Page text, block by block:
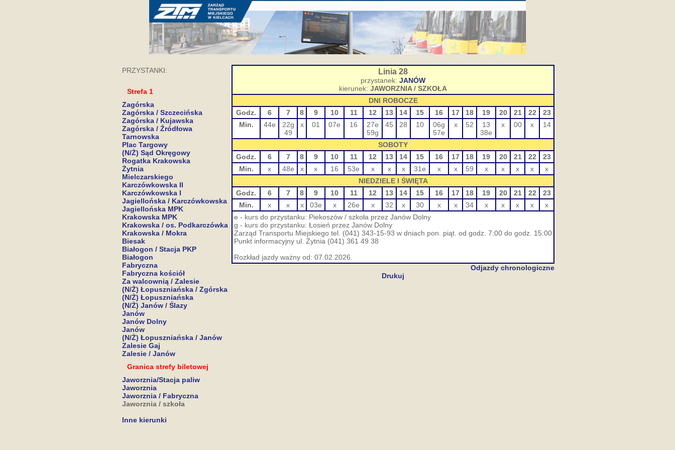
PRZYSTANKI:
Strefa 1
Zagórska
Zagórska / Szczecińska
Zagórska / Kujawska
Zagórska / Źródłowa
Tarnowska
Plac Targowy
(N/Ż) Sąd Okręgowy
Rogatka Krakowska
Żytnia
Mielczarskiego
Karczówkowska II
Karczówkowska I
Jagiellońska / Karczówkowska
Jagiellońska MPK
Krakowska MPK
Krakowska / os. Podkarczówka
Krakowska / Mokra
Biesak
Białogon / Stacja PKP
Białogon
Fabryczna
Fabryczna kościół
Za walcownią / Zalesie
(N/Ż) Łopuszniańska / Zgórska
(N/Ż) Łopuszniańska
(N/Ż) Janów / Ślazy
Janów
Janów Dolny
Janów
(N/Ż) Łopuszniańska / Janów
Zalesie Gaj
Zalesie / Janów
Granica strefy biletowej
Jaworznia/Stacja paliw
Jaworznia
Jaworznia / Fabryczna
Jaworznia / szkoła
Inne kierunki
Linia 28
przystanek: JANÓW
kierunek: JAWORZNIA / SZKOŁA
DNI ROBOCZE
Godz.
6 7 8 9 10 11 12 13 14 15 16 17 18 19 20 21 22
23
Min.
44e
22g
49
x 01 07e 16
27e
59g
45 28 10
06g
57e
x 52
13
38e
x 00 x 14
SOBOTY
Godz.
6 7 8 9 10 11 12 13 14 15 16 17 18 19 20 21 22
23
Min.
x 48e x x 16 53e x x x 31e x x 59 x x x x
x
NIEDZIELE I ŚWIĘTA
Godz.
6 7 8 9 10 11 12 13 14 15 16 17 18 19 20 21 22
23
Min.
x x x 03e x 26e x 32 x 30 x x 34 x x x x
x
e - kurs do przystanku: Piekoszów / szkoła przez Janów Dolny
g - kurs do przystanku: Łosień przez Janów Dolny
Zarząd Transportu Miejskiego tel. (041) 343-15-93 w dniach pon. piąt. od godz. 7:00 do godz. 15:00
Punkt informacyjny ul. Żytnia (041) 361 49 38
Rozkład jazdy ważny od: 07.02.2026.
Odjazdy chronologiczne
Drukuj